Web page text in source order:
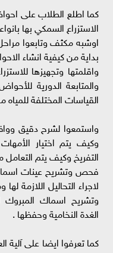
كما اطلع الطلاب على
الاستزراع السمكي بها
اوشبه مكثف وتابعوا
بداية من كيفية انشاء
واقلمتها وتجهيزها
والمتابعة الدورية
القياسات المختلفة
واستمعوا لشرح دقيق
وكيف يتم اختيار
التفريخ وكيف يتم التعامل
فحص وتشريح عينات
لاجراء التحاليل اللازمة
وتشريح اسماك المبروك
الغدة النخامية وحفظها .
كما تعرفوا ايضا على آلية